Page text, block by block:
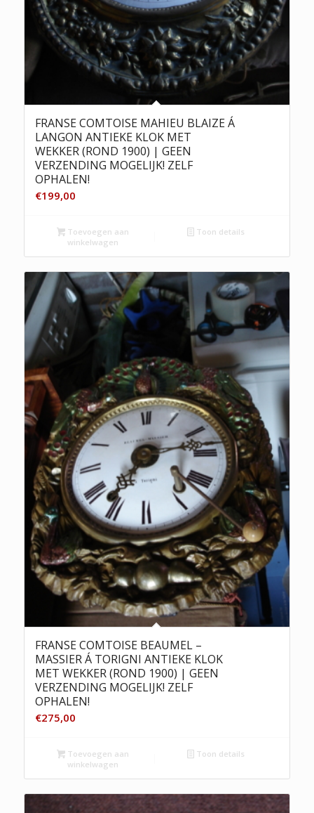
FRANSE COMTOISE MAHIEU BLAIZE Á
LANGON ANTIEKE KLOK MET
WEKKER (ROND 1900) | GEEN
VERZENDING MOGELIJK! ZELF
OPHALEN!
€199,00
Toevoegen aan
winkelwagen
Toon details
FRANSE COMTOISE BEAUMEL –
MASSIER Á TORIGNI ANTIEKE KLOK
MET WEKKER (ROND 1900) | GEEN
VERZENDING MOGELIJK! ZELF
OPHALEN!
€275,00
Toevoegen aan
winkelwagen
Toon details